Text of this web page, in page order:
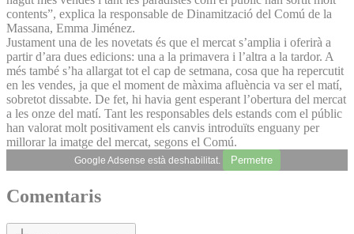
contents”, explica la responsable de Dinamització del Comú de la
Massana, Emma Jiménez.
Justament una de les novetats és que el mercat s’amplia i oferirà a
partir d’ara dues edicions: una a la primavera i l’altra a la tardor. A
més també s’ha allargat tot el cap de setmana, cosa que ha repercutit
en les vendes, ja que el moment de màxima afluència va ser el matí,
sobretot dissabte. De fet, hi havia gent esperant l’obertura del mercat
a les onze del matí. Tant les responsables dels estands com el públic
han valorat molt positivament els canvis introduïts enguany per
millorar la imatge del mercat, segons el Comú.
Google Adsense està deshabilitat. Permetre
Comentaris